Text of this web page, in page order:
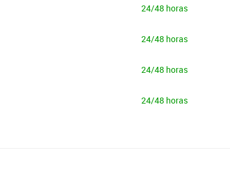
24/48 horas
24/48 horas
24/48 horas
24/48 horas